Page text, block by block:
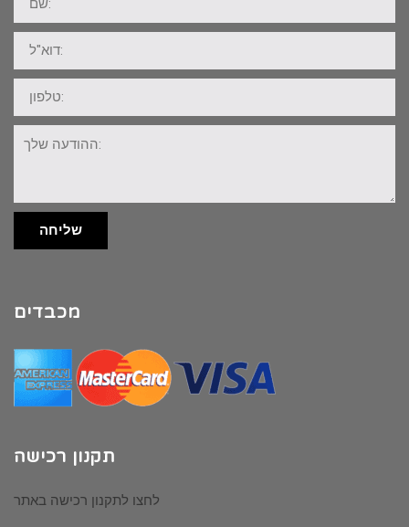
דוא"ל:
טלפון:
ההודעה
שלך:
שליחה
מכבדים
תקנון רכישה
לחצו לתקנון רכישה באתר